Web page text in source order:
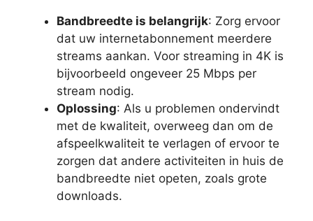
Bandbreedte is belangrijk: Zorg ervoor
dat uw internetabonnement meerdere
streams aankan. Voor streaming in 4K is
bijvoorbeeld ongeveer 25 Mbps per
stream nodig.
Oplossing: Als u problemen ondervindt
met de kwaliteit, overweeg dan om de
afspeelkwaliteit te verlagen of ervoor te
zorgen dat andere activiteiten in huis de
bandbreedte niet opeten, zoals grote
downloads.